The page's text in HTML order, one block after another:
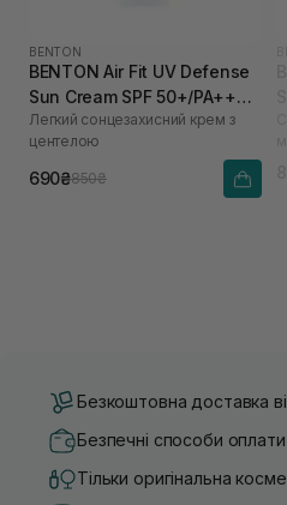
BENTON
BENTON Air Fit UV Defense
Sun Cream SPF 50+/PA++++
50 мл
Легкий сонцезахисний крем з
центелою
690₴850₴
Безкоштовна доставка
Безпечні способи оплати
Тільки оригінальна